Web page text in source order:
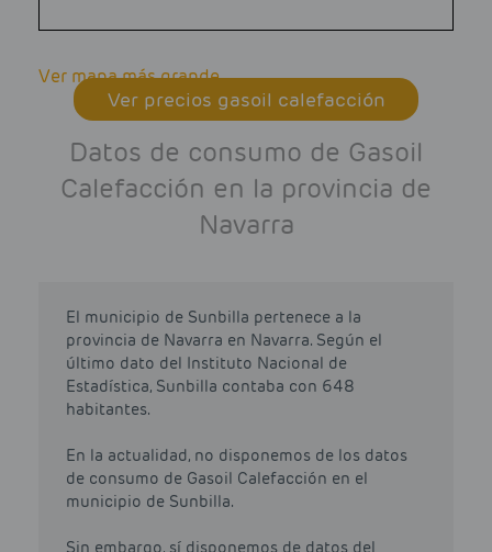
Ver mapa más grande
Ver precios gasoil calefacción
Datos de consumo de Gasoil
Calefacción en la provincia de
Navarra
El municipio de Sunbilla pertenece a la
provincia de Navarra en Navarra. Según el
último dato del Instituto Nacional de
Estadística, Sunbilla contaba con 648
habitantes.
En la actualidad, no disponemos de los datos
de consumo de Gasoil Calefacción en el
municipio de Sunbilla.
Sin embargo, sí disponemos de datos del